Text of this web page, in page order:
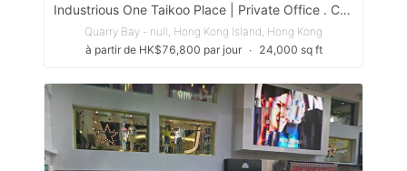
Industrious One Taikoo Place | Private Office . Coworking . Event Space . Meeting Rooms
Quarry Bay - null, Hong Kong Island, Hong Kong
à partir de HK$76,800 par jour
∙ 24,000 sq ft